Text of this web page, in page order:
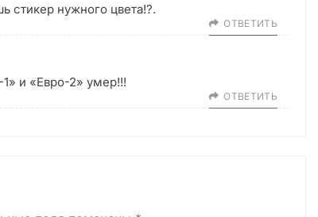
стикер нужного цвета!?.
ОТВЕТИТЬ
и «Евро-2» умер!!!
ОТВЕТИТЬ